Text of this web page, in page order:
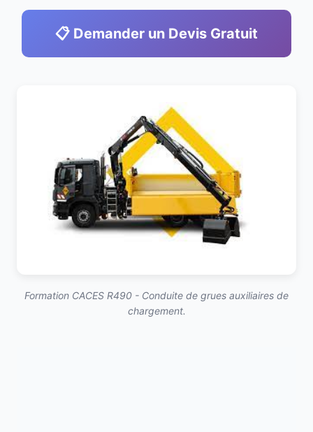
📋 Demander un Devis Gratuit
Formation CACES R490 - Conduite de grues auxiliaires de
chargement.